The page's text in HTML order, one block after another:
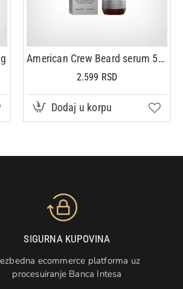
American Crew Beard serum 50ml
2.599 RSD
Dodaj u korpu
SIGURNA KUPOVINA
ecommerce platforma uz
procesuiranje Banca Intesa